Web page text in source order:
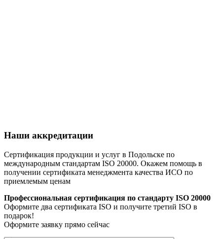
Наши аккредитации
Сертификация продукции и услуг в Подольске по
международным стандартам ISO 20000. Окажем помощь в
получении сертификата менеджмента качества ИСО по
приемлемым ценам
Профессиональная сертификация по стандарту ISO 20000
Оформите два сертификата ISO и получите третий ISO в
подарок!
Оформите заявку прямо сейчас